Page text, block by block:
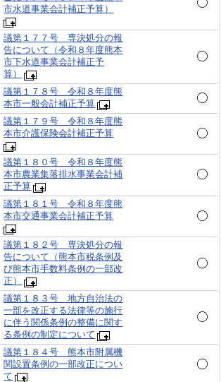
市水道事業会計補正予算）
議第１７７号 専決処分の報
告について（令和８年度熊本
市下水道事業会計補正予
算）
議第１７８号 令和８年度熊
本市一般会計補正予算
議第１７９号 令和８年度熊
本市介護保険会計補正予算
議第１８０号 令和８年度熊
本市農業集落排水事業会計補
正予算
議第１８１号 令和８年度熊
本市交通事業会計補正予算
議第１８２号 専決処分の報
告について（熊本市税条例及
び熊本市手数料条例の一部改
正）
議第１８３号 地方自治法の
一部を改正する法律等の施行
に伴う関係条例の整備に関す
る条例の制定について
議第１８４号 熊本市附属機
関設置条例の一部改正につい
て